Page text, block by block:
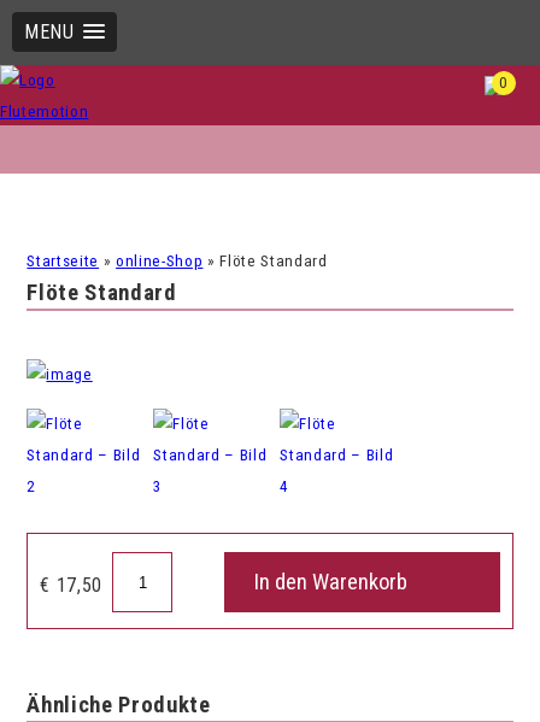
MENU
0
Startseite »online-Shop »Flöte Standard
Flöte Standard
€ 17,50
Menge
In den Warenkorb
Ähnliche Produkte